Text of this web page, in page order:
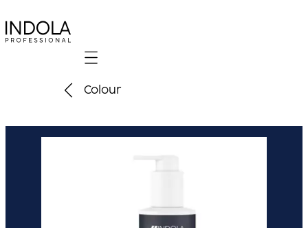
Mobile navigation
Colour